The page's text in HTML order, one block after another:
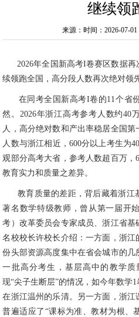
继续领
来源：时间：2026-07-01
2026年全国新高考I卷赛区数据再
续领跑全国，高分段人数再次绝对领
在同考全国新高考I卷的11个省
然。2026年浙江高考参考人数约40
人，高分绝对数和产出率稳居全国
人数与浙江相近，600分以上考生为
观部分高考大省，参考人数超百万，
教育实力和质量之差异。
教育质量的差距，背后藏着浙江
著名数学特级教师，曾从第一届开
考）改革委员会专家成员、浙江省
名校校长许校长介绍：一方面，浙
份头部资源高度集中在省会城市的
一批高分考生，基层高中的教学
现“尖子生断层”的情况，如今年数学
在浙江温州的乐清。另一方面，浙
普遍适应了“课标为准、教材为根、